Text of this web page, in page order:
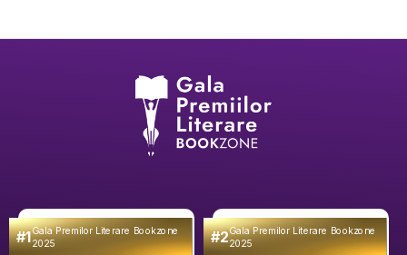
#1Gala Premilor Literare Bookzone
2025
#2Gala Premilor Literare Bookzone
2025